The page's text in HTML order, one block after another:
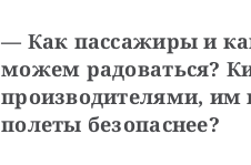
— Как пассажиры и
можем радоваться?
производителями, им
полеты безопаснее?